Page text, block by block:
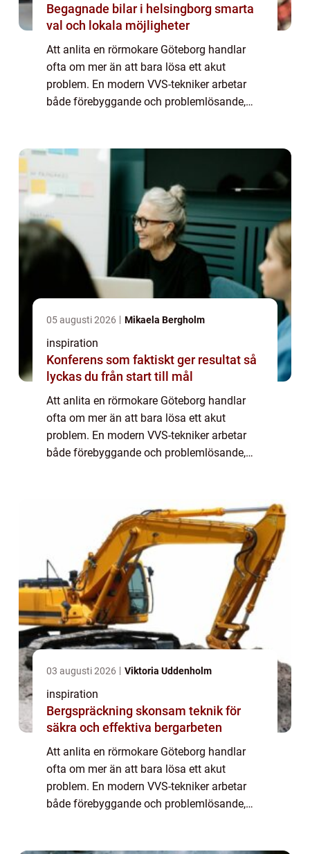
Begagnade bilar i helsingborg smarta
val och lokala möjligheter
Att anlita en rörmokare Göteborg handlar
ofta om mer än att bara lösa ett akut
problem. En modern VVS-tekniker arbetar
både förebyggande och problemlösande,
privat...
05 augusti 2026 Mikaela Bergholm
inspiration
Konferens som faktiskt ger resultat så
lyckas du från start till mål
Att anlita en rörmokare Göteborg handlar
ofta om mer än att bara lösa ett akut
problem. En modern VVS-tekniker arbetar
både förebyggande och problemlösande,
03 augusti 2026 Viktoria Uddenholm
inspiration
Bergspräckning skonsam teknik för
säkra och effektiva bergarbeten
Att anlita en rörmokare Göteborg handlar
ofta om mer än att bara lösa ett akut
problem. En modern VVS-tekniker arbetar
både förebyggande och problemlösande,